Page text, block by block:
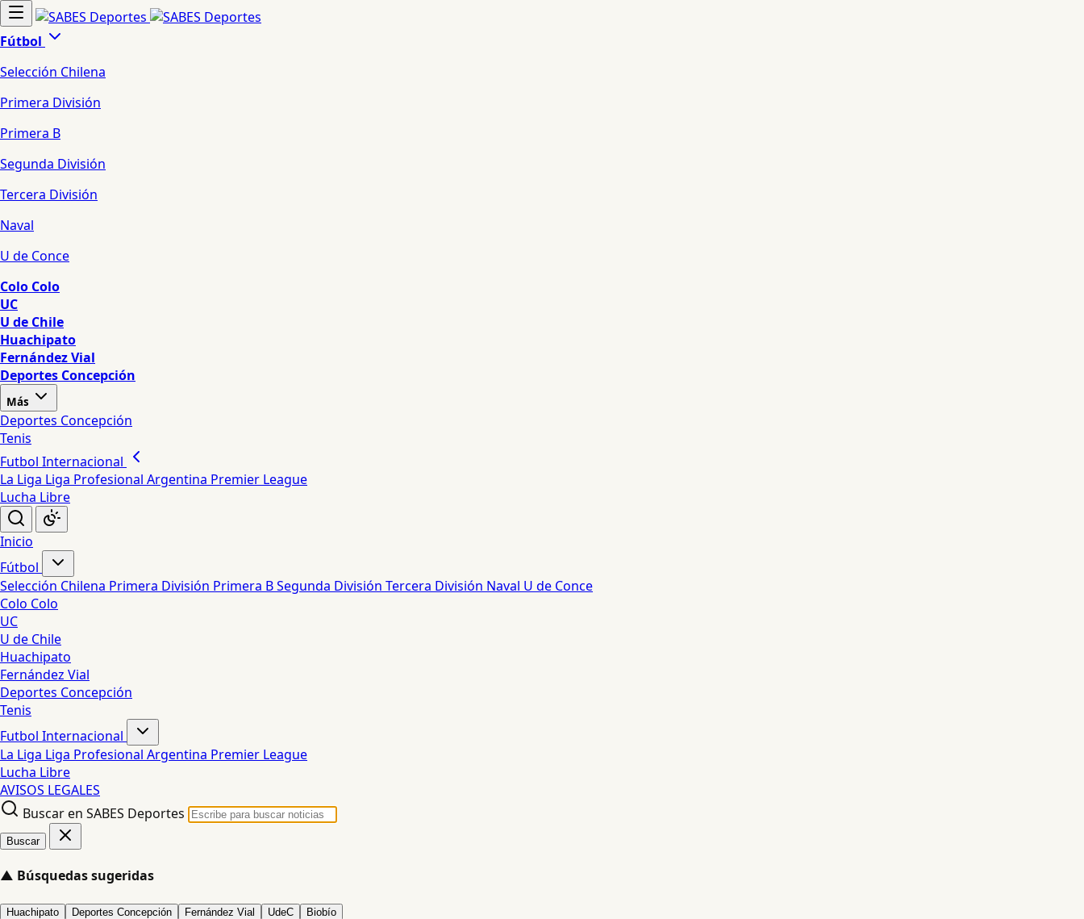
Fútbol
Selección Chilena
Primera División
Primera B
Segunda División
Tercera División
Naval
U de Conce
Colo Colo
UC
U de Chile
Huachipato
Fernández Vial
Deportes Concepción
Más
Deportes Concepción
Tenis
Futbol Internacional
La Liga Liga Profesional Argentina Premier League
Lucha Libre
Inicio
Fútbol
Selección Chilena Primera División Primera BSegunda División Tercera División Naval U de Conce
Colo Colo
UC
U de Chile
Huachipato
Fernández Vial
Deportes Concepción
Tenis
Futbol Internacional
La Liga Liga Profesional Argentina Premier League
Lucha Libre
AVISOS LEGALES
Buscar en SABES Deportes
Buscar
▲ Búsquedas sugeridas
Huachipato Deportes Concepción Fernández Vial UdeC Biobío